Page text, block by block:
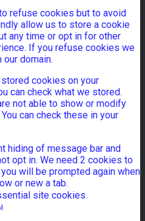
refuse cookies but to avoid
allow us to store a cookie
any time or opt in for other
If you refuse cookies we
domain.
cookies on your
can check what we stored.
not able to show or modify
can check these in your
hiding of message bar and
opt in. We need 2 cookies to
will be prompted again when
or new a tab.
site cookies.